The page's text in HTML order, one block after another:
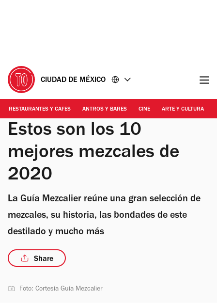
CIUDAD DE MÉXICO
RESTAURANTES Y CAFES ANTROS Y BARES CINE ARTE Y CULTURA
Estos son los 10
mejores mezcales de
2020
La Guía Mezcalier reúne una gran selección de
mezcales, su historia, las bondades de este
destilado y mucho más
Share
Foto: Cortesía Guía Mezcalier